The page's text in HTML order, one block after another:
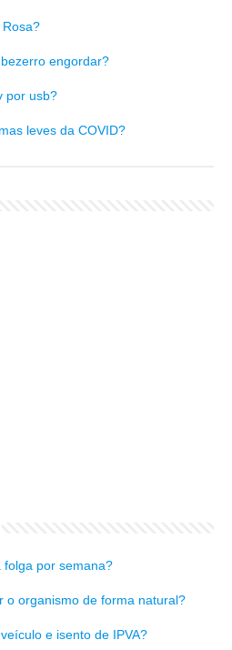
engordar?
por usb?
leves da COVID?
folga por semana?
o organismo de forma natural?
e isento de IPVA?